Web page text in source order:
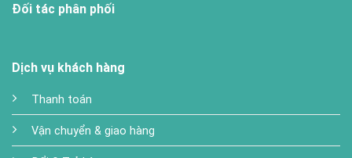
Đối tác phân phối
Dịch vụ khách hàng
Thanh toán
Vận chuyển & giao hàng